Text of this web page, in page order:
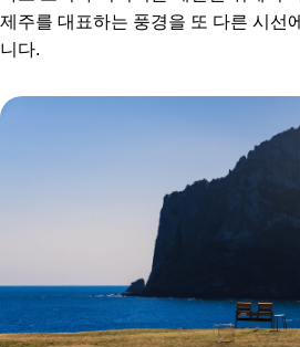
제주를 대표하는 풍경을 또 다른 시선
니다.